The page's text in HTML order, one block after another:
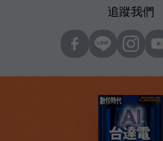
追蹤我們